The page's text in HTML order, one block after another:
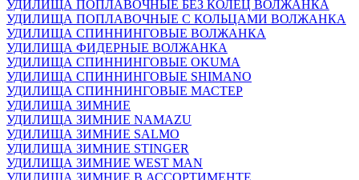
УДИЛИЩА ПОПЛАВОЧНЫЕ БЕЗ КОЛЕЦ ВОЛЖАНКА
УДИЛИЩА ПОПЛАВОЧНЫЕ С КОЛЬЦАМИ ВОЛЖАНКА
УДИЛИЩА СПИННИНГОВЫЕ ВОЛЖАНКА
УДИЛИЩА ФИДЕРНЫЕ ВОЛЖАНКА
УДИЛИЩА СПИННИНГОВЫЕ OKUMA
УДИЛИЩА СПИННИНГОВЫЕ SHIMANO
УДИЛИЩА СПИННИНГОВЫЕ МАСТЕР
УДИЛИЩА ЗИМНИЕ
УДИЛИЩА ЗИМНИЕ NAMAZU
УДИЛИЩА ЗИМНИЕ SALMO
УДИЛИЩА ЗИМНИЕ STINGER
УДИЛИЩА ЗИМНИЕ WEST MAN
УДИЛИЩА ЗИМНИЕ В АССОРТИМЕНТЕ